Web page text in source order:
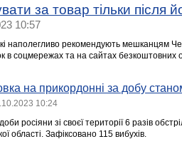
за товар тільки після
10:57
наполегливо рекомендують мешканцям
в соцмережах та на сайтах безкоштовних
на прикордонні за добу
10:24
росіяни зі своєї території 6 разів
області. Зафіксовано 115 вибухів.